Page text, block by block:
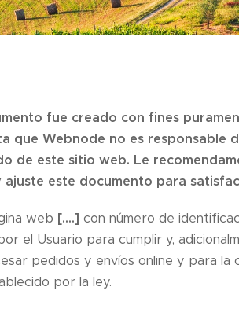
fue creado con fines
que Webnode no es responsable
de este sitio web. Le
este documento para
web [….] con número de
el Usuario para cumplir y,
pedidos y envíos online y para la
por la ley.